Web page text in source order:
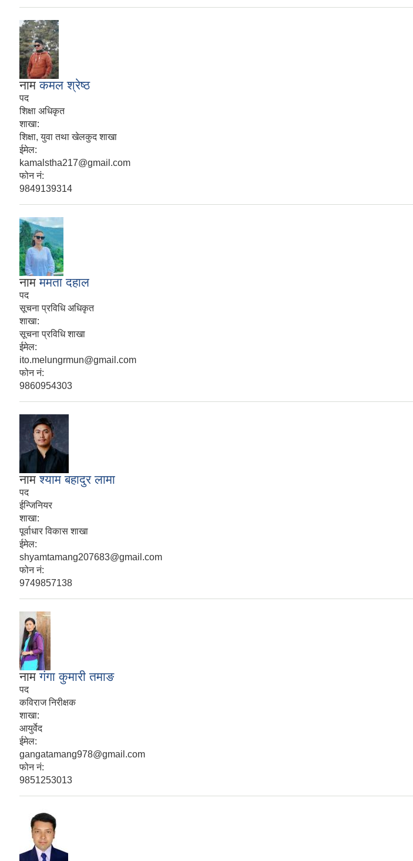
नाम कमल श्रेष्ठ
पद
शिक्षा अधिकृत
शाखा:
शिक्षा, युवा तथा खेलकुद शाखा
ईमेल:
kamalstha217@gmail.com
फोन नं:
9849139314
नाम ममता दहाल
पद
सूचना प्रविधि अधिकृत
शाखा:
सूचना प्रविधि शाखा
ईमेल:
ito.melungrmun@gmail.com
फोन नं:
9860954303
नाम श्याम बहादुर लामा
पद
ईन्जिनियर
शाखा:
पूर्वाधार विकास शाखा
ईमेल:
shyamtamang207683@gmail.com
फोन नं:
9749857138
नाम गंगा कुमारी तमाङ
पद
कविराज निरीक्षक
शाखा:
आयुर्वेद
ईमेल:
gangatamang978@gmail.com
फोन नं:
9851253013